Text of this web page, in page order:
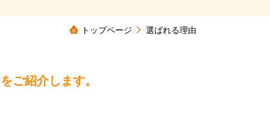
トップページ 選ばれる理由
ご紹介します。